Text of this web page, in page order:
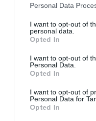
Please note that this
not limited to your visit or
grant or deny consent to
use your data for below
consent section.
Personal Data
I want to opt-out of
personal data.
Opted In
I want to opt-out of
Personal Data.
Opted In
I want to opt-out of
Personal Data for
Opted In
tribunale o di una
Account e far
suo favore.
sua proprietà
8.1 L'utente non